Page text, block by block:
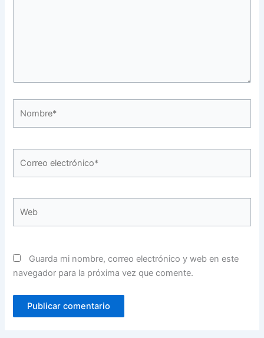
electrónico*
Guarda mi nombre, correo electrónico y web en este
navegador para la próxima vez que comente.